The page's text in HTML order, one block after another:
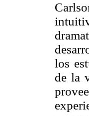
los
de la